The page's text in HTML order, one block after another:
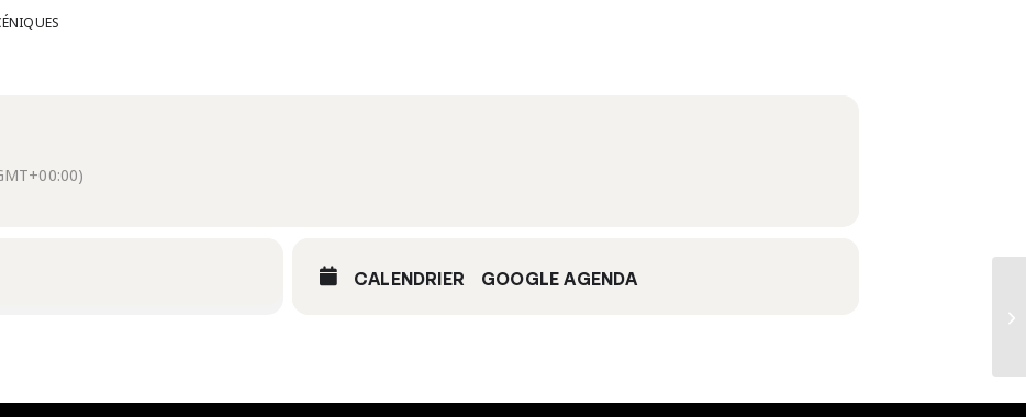
CALENDRIER GOOGLE AGENDA